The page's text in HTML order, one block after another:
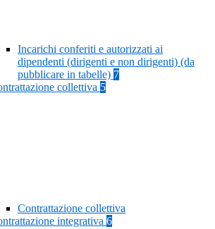
Incarichi conferiti e autorizzati ai
dipendenti (dirigenti e non dirigenti) (da
pubblicare in tabelle) 7
collettiva 5
Contrattazione collettiva
integrativa 6